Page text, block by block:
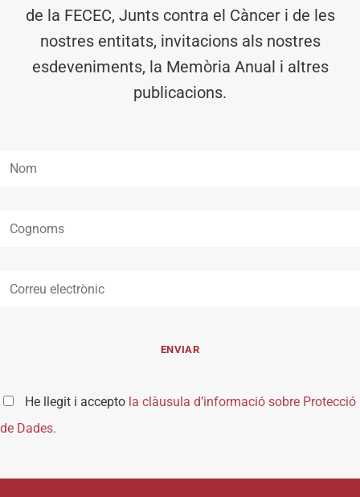
de la FECEC, Junts contra el Càncer i de les
nostres entitats, invitacions als nostres
esdeveniments, la Memòria Anual i altres
publicacions.
He llegit i accepto la clàusula d’informació sobre Protecció
de Dades.